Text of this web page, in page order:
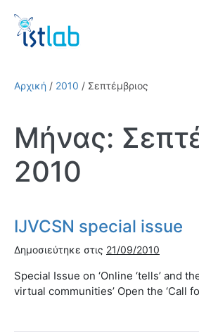
content
Αρχική / 2010 / Σεπτέμβριος
Μήνας:
2010
IJVCSN special issue
Δημοσιεύτηκε στις 21/09/2010
Special Issue on ‘Online ‘tells’ and
virtual communities’ Open the ‘Call